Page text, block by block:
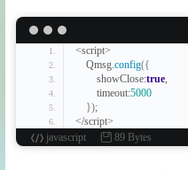
<script>
    Qmsg.
config({
        showClose:
true,
        timeout:
5000
});
</script>
javascript
89 Bytes